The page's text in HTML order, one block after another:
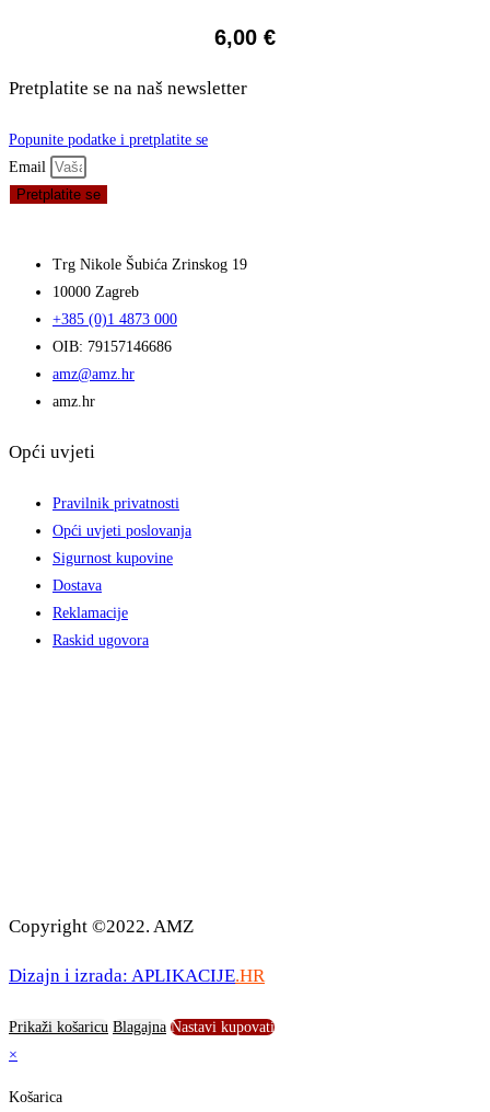
6,00 €
Pretplatite se na naš newsletter
Popunite podatke i pretplatite se
Email
Pretplatite se
Trg Nikole Šubića Zrinskog 19
10000 Zagreb
+385 (0)1 4873 000
OIB: 79157146686
amz@amz.hr
amz.hr
Opći uvjeti
Pravilnik privatnosti
Opći uvjeti poslovanja
Sigurnost kupovine
Dostava
Reklamacije
Raskid ugovora
Copyright ©2022. AMZ
Dizajn i izrada: APLIKACIJE.HR
Prikaži košaricu Blagajna Nastavi kupovati
×
Košarica